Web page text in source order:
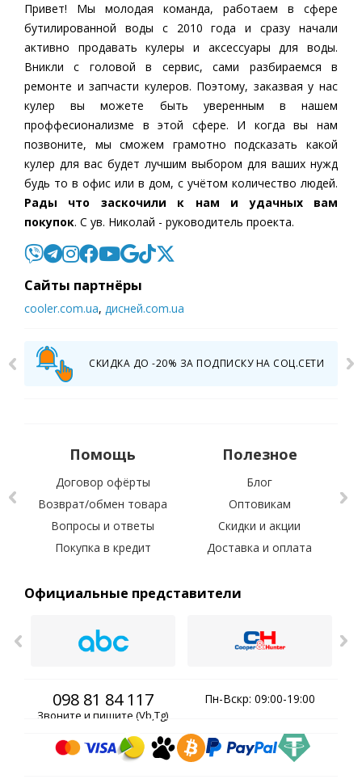
Привет! Мы молодая команда, работаем в сфере
бутилированной воды c 2010 года и сразу начали
активно продавать кулеры и аксессуары для воды.
Вникли с головой в сервис, сами разбираемся в
ремонте и запчасти кулеров. Поэтому, заказвая у нас
кулер вы можете быть уверенным в нашем
проффесионализме в этой сфере. И когда вы нам
позвоните, мы сможем грамотно подсказать какой
кулер для вас будет лучшим выбором для ваших нужд
будь то в офис или в дом, с учётом количество людей.
Рады что заскочили к нам и удачных вам
покупок. С ув. Николай - руководитель проекта.
Cайты партнёры
cooler.com.ua, дисней.com.ua
СКИДКА ДО -20% ЗА ПОДПИСКУ НА СОЦ.СЕТИ
Помощь
Договор офёрты
Возврат/обмен товара
Вопросы и ответы
Покупка в кредит
Полезное
Блог
Оптовикам
Скидки и акции
Доставка и оплата
Официальные представители
098 81 84 117
Звоните и пишите (Vb,Tg)
Пн-Вскр: 09:00-19:00